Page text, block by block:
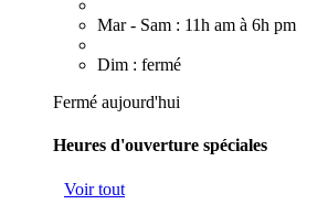
Mar - Sam : 11h am à 6h pm
Dim : fermé
Fermé aujourd'hui
Heures d'ouverture spéciales
Voir tout